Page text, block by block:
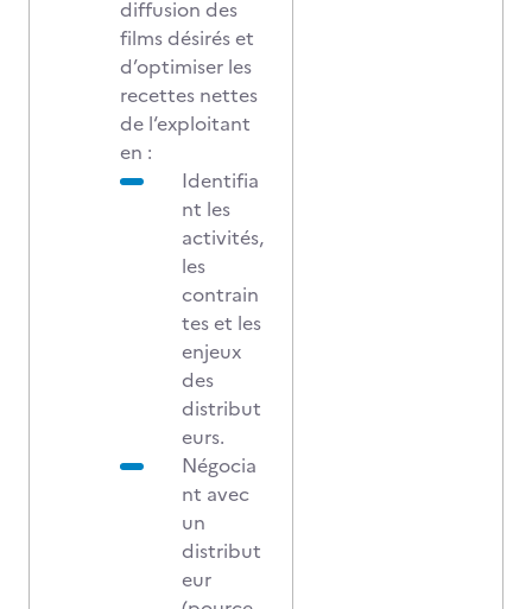
diffusion des
films désirés et
d’optimiser les
recettes nettes
de l‘exploitant
en :
Identifia
nt les
activités,
les
contrain
tes et les
enjeux
des
distribut
eurs.
Négocia
nt avec
un
distribut
eur